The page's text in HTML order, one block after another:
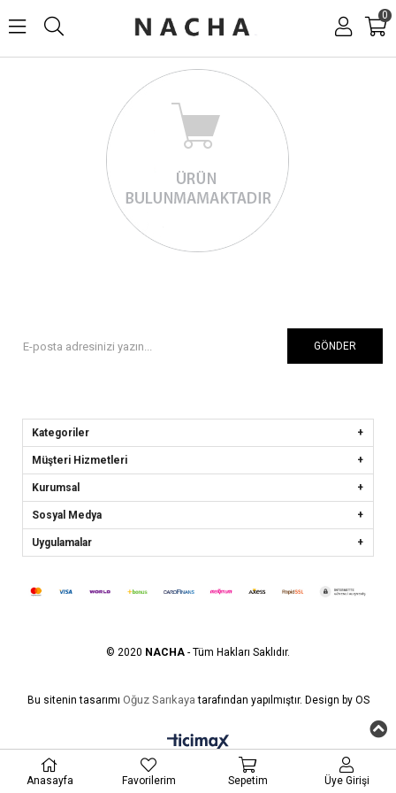
0
GÖNDER
Kategoriler
Müşteri Hizmetleri
Kurumsal
Sosyal Medya
Uygulamalar
© 2020 NACHA - Tüm Hakları Saklıdır.
Bu sitenin tasarımı Oğuz Sarıkaya tarafından yapılmıştır. Design by OS
Anasayfa Favorilerim Sepetim Üye Girişi